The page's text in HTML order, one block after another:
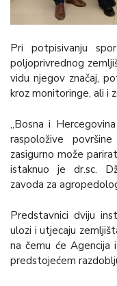
Pri potpisivanju
poljoprivrednog
vidu njegov značaj,
kroz monitoringe, ali i
„Bosna i
raspoložive
zasigurno može
istaknuo je dr.sc.
zavoda za
Predstavnici dviju
ulozi i utjecaju
na čemu će Agencija
predstojećem